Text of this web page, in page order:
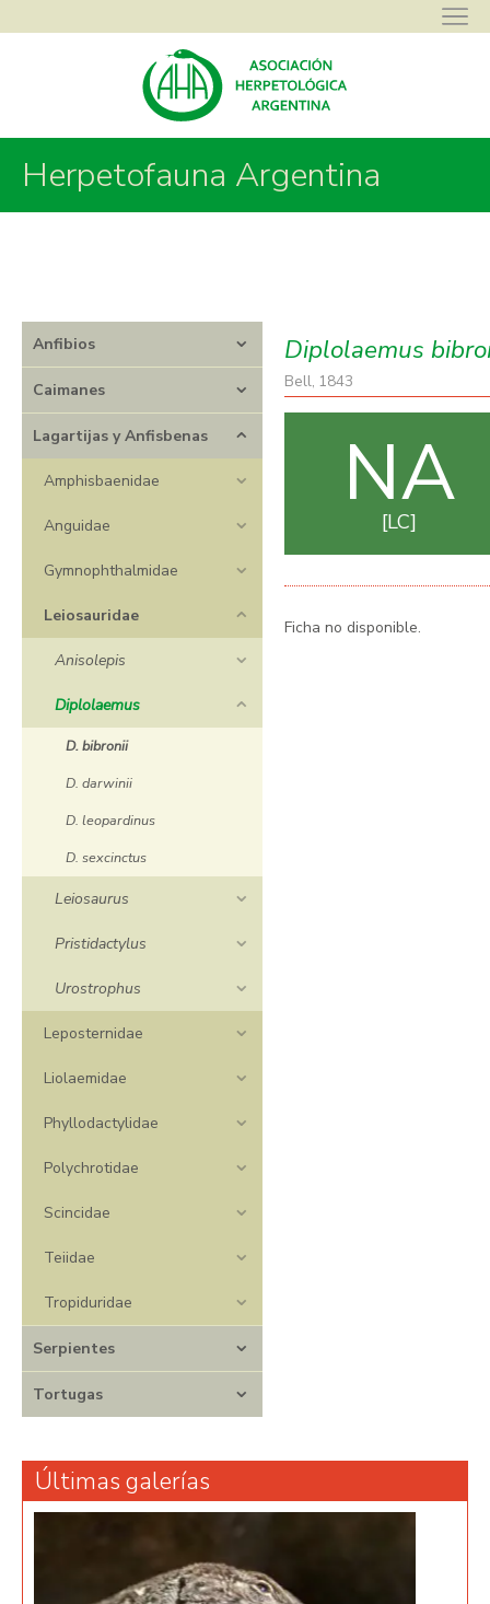
Lagartijas y Anfisbenas> Leiosauridae> Diplolaemus>
Herpetofauna Argentina
Anfibios
Caimanes
Lagartijas y Anfisbenas
Amphisbaenidae
Anguidae
Gymnophthalmidae
Leiosauridae
Anisolepis
Diplolaemus
D. bibronii
D. darwinii
D. leopardinus
D. sexcinctus
Leiosaurus
Pristidactylus
Urostrophus
Leposternidae
Liolaemidae
Phyllodactylidae
Polychrotidae
Scincidae
Teiidae
Tropiduridae
Serpientes
Tortugas
Diplolaemus
Bell, 1843
NA
LC
Ficha no disponible.
Últimas galerías